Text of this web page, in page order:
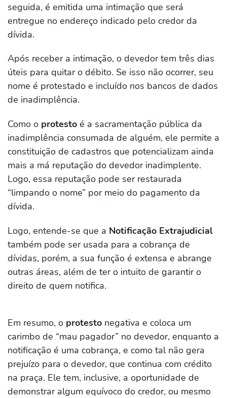
seguida, é emitida uma intimação que será
entregue no endereço indicado pelo credor da
dívida.
Após receber a intimação, o devedor tem três dias
úteis para quitar o débito. Se isso não ocorrer, seu
nome é protestado e incluído nos bancos de dados
de inadimplência.
Como o protesto é a sacramentação pública da
inadimplência consumada de alguém, ele permite a
constituição de cadastros que potencializam ainda
mais a má reputação do devedor inadimplente.
Logo, essa reputação pode ser restaurada
“limpando o nome” por meio do pagamento da
dívida.
Logo, entende-se que a Notificação Extrajudicial
também pode ser usada para a cobrança de
dívidas, porém, a sua função é extensa e abrange
outras áreas, além de ter o intuito de garantir o
direito de quem notifica.
Em resumo, o protesto negativa e coloca um
carimbo de “mau pagador” no devedor, enquanto a
notificação é uma cobrança, e como tal não gera
prejuízo para o devedor, que continua com crédito
na praça. Ele tem, inclusive, a oportunidade de
demonstrar algum equívoco do credor, ou mesmo